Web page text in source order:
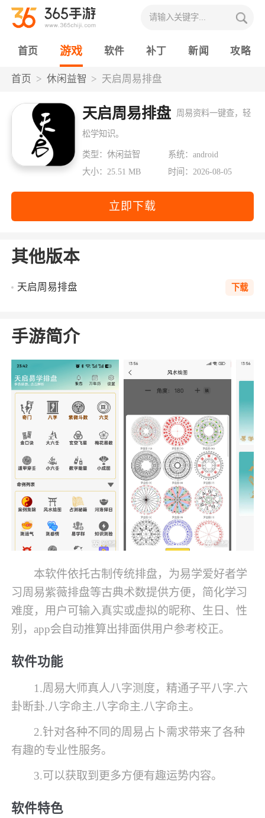
首页 游戏 软件 补丁 新闻 攻略
首页 休闲益智 天启周易排盘
天启周易排盘 周易资料一键查，轻
松学知识。
类型：休闲益智
系统：android
大小：25.51 MB
时间：2026-08-05
立即下载
其他版本
天启周易排盘 下载
手游简介
本软件依托古制传统排盘，为易学爱好者学
习周易紫薇排盘等古典术数提供方便，简化学习
难度，用户可输入真实或虚拟的昵称、生日、性
别，app会自动推算出排面供用户参考校正。
软件功能
1.周易大师真人八字测度，精通子平八字.六
卦断卦.八字命主.八字命主.八字命主。
2.针对各种不同的周易占卜需求带来了各种
有趣的专业性服务。
3.可以获取到更多方便有趣运势内容。
软件特色